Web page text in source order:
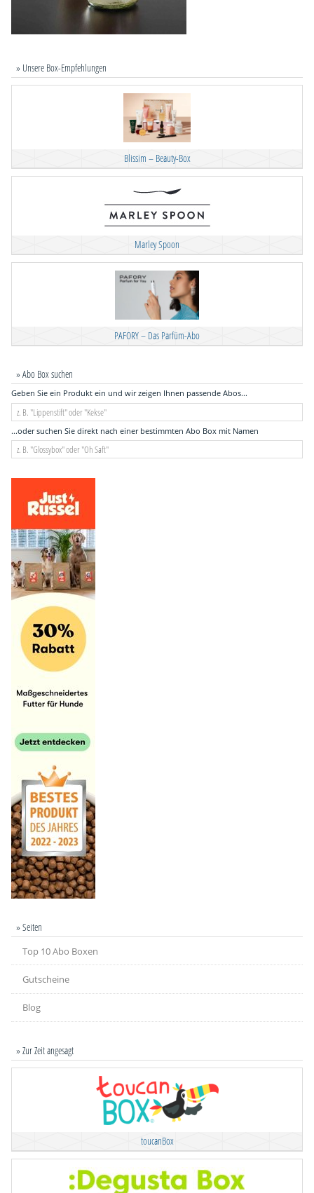
» Unsere Box-Empfehlungen
Blissim – Beauty-Box
Marley Spoon
PAFORY – Das Parfüm-Abo
» Abo Box suchen
Geben Sie ein Produkt ein und wir zeigen Ihnen passende Abos...
...oder suchen Sie direkt nach einer bestimmten Abo Box mit Namen
» Seiten
Top 10 Abo Boxen
Gutscheine
Blog
» Zur Zeit angesagt
toucanBox